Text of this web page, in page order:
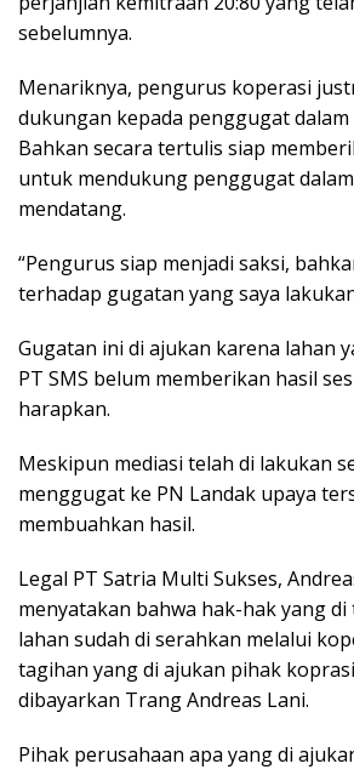
sebelumnya.
Menariknya, pengurus koperasi
dukungan kepada penggugat
Bahkan secara tertulis siap
untuk mendukung penggugat
mendatang.
“Pengurus siap menjadi saksi,
terhadap gugatan yang saya
Gugatan ini di ajukan karena lahan
PT SMS belum memberikan hasil
harapkan.
Meskipun mediasi telah di lakukan
menggugat ke PN Landak upaya
membuahkan hasil.
Legal PT Satria Multi Sukses,
menyatakan bahwa hak-hak yang
lahan sudah di serahkan melalui
tagihan yang di ajukan pihak
dibayarkan Trang Andreas Lani.
Pihak perusahaan apa yang di